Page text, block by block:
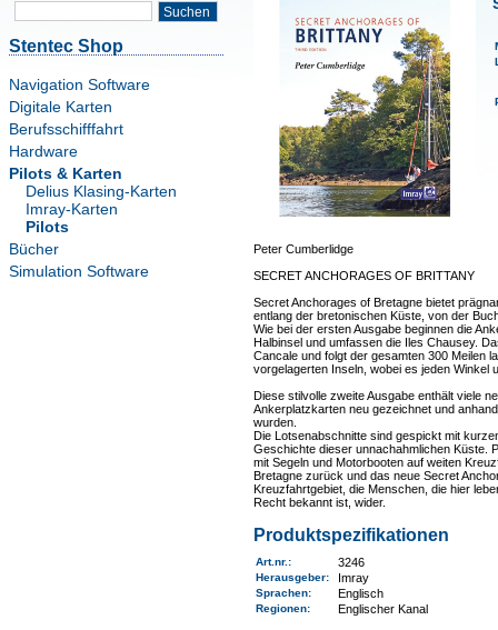
Suchen
Stentec Shop
Navigation Software
Digitale Karten
Berufsschifffahrt
Hardware
Pilots & Karten
Delius Klasing-Karten
Imray-Karten
Pilots
Bücher
Simulation Software
Peter Cumberlidge
SECRET ANCHORAGES OF BRITTANY
Secret Anchorages of Bretagne bietet
entlang der bretonischen Küste, von der
Wie bei der ersten Ausgabe beginnen die
Halbinsel und umfassen die Iles Chausey.
Cancale und folgt der gesamten 300 Meilen
vorgelagerten Inseln, wobei es jeden Winkel
Diese stilvolle zweite Ausgabe enthält viele
Ankerplatzkarten neu gezeichnet und
wurden.
Die Lotsenabschnitte sind gespickt mit
Geschichte dieser unnachahmlichen Küste.
mit Segeln und Motorbooten auf weiten
Bretagne zurück und das neue Secret
Kreuzfahrtgebiet, die Menschen, die hier
Recht bekannt ist, wider.
Produktspezifikationen
Art.nr. : 3246
Herausgeber: Imray
Sprachen: Englisch
Regionen: Englischer Kanal